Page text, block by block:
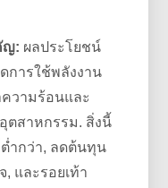
ญ: ผลประโยชน์
การใช้พลังงาน
วามร้อนและ
ตสาหกรรม. สิ่งนี้
ำกว่า, ลดต้นทุน
และรอยเท้า